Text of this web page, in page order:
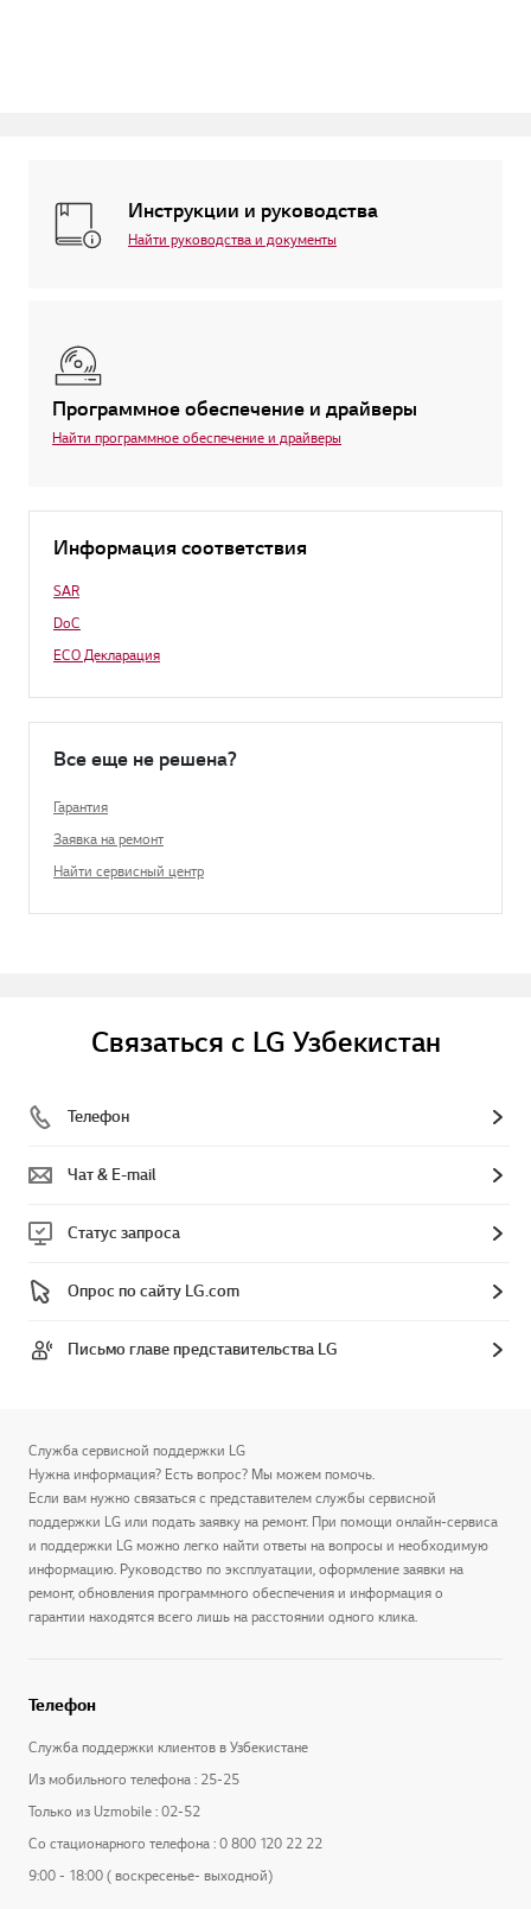
Инструкции и руководства
Найти руководства и документы
Программное обеспечение и драйверы
Найти программное обеспечение и драйверы
Информация соответствия
SAR
DoC
ECO Декларация
Все еще не решена?
Гарантия
Заявка на ремонт
Найти сервисный центр
Связаться с LG Узбекистан
Телефон
Чат & E-mail
Статус запроса
Опрос по сайту LG.com
Письмо главе представительства LG
Служба сервисной поддержки LG
Нужна информация? Есть вопрос? Мы можем помочь.
Если вам нужно связаться с представителем службы сервисной
поддержки LG или подать заявку на ремонт. При помощи онлайн-сервиса
и поддержки LG можно легко найти ответы на вопросы и необходимую
информацию. Руководство по эксплуатации, оформление заявки на
ремонт, обновления программного обеспечения и информация о
гарантии находятся всего лишь на расстоянии одного клика.
Телефон
Служба поддержки клиентов в Узбекистане
Из мобильного телефона : 25-25
Только из Uzmobile : 02-52
Со стационарного телефона : 0 800 120 22 22
9:00 - 18:00 ( воскресенье- выходной)